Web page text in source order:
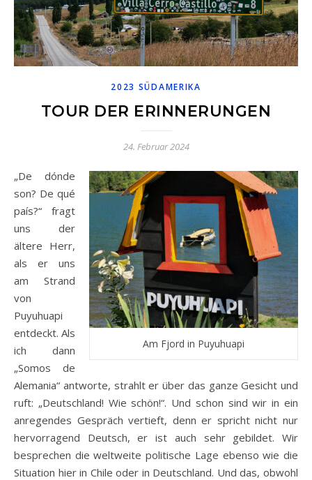
2023 SÜDAMERIKA
TOUR DER ERINNERUNGEN
24. Februar 2024
Am Fjord in Puyuhuapi
„De dónde
son? De qué
país?“ fragt
uns der
ältere Herr,
als er uns
am Strand
von
Puyuhuapi
entdeckt. Als
ich dann
„Somos de
Alemania“ antworte, strahlt er über das ganze Gesicht und
ruft: „Deutschland! Wie schön!“. Und schon sind wir in ein
anregendes Gespräch vertieft, denn er spricht nicht nur
hervorragend Deutsch, er ist auch sehr gebildet. Wir
besprechen die weltweite politische Lage ebenso wie die
Situation hier in Chile oder in Deutschland. Und das, obwohl